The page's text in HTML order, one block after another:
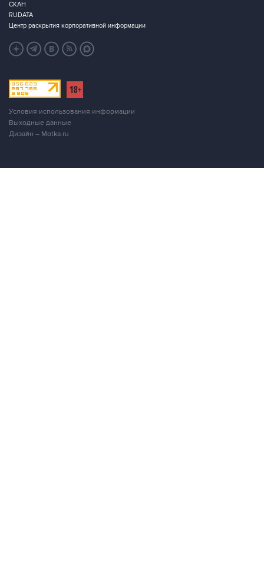
СКАН
RUDATA
Центр раскрытия корпоративной информации
Условия использования информации
Выходные данные
Дизайн – Motka.ru